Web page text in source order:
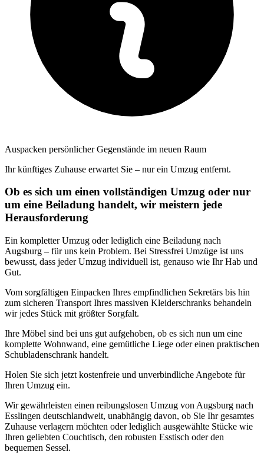
Auspacken persönlicher Gegenstände im neuen Raum
Ihr künftiges Zuhause erwartet Sie – nur ein Umzug entfernt.
Ob es sich um einen vollständigen Umzug oder nur
um eine Beiladung handelt, wir meistern jede
Herausforderung
Ein kompletter Umzug oder lediglich eine Beiladung nach
Augsburg – für uns kein Problem. Bei Stressfrei Umzüge ist uns
bewusst, dass jeder Umzug individuell ist, genauso wie Ihr Hab und
Gut.
Vom sorgfältigen Einpacken Ihres empfindlichen Sekretärs bis hin
zum sicheren Transport Ihres massiven Kleiderschranks behandeln
wir jedes Stück mit größter Sorgfalt.
Ihre Möbel sind bei uns gut aufgehoben, ob es sich nun um eine
komplette Wohnwand, eine gemütliche Liege oder einen praktischen
Schubladenschrank handelt.
Holen Sie sich jetzt kostenfreie und unverbindliche Angebote für
Ihren Umzug ein.
Wir gewährleisten einen reibungslosen Umzug von Augsburg nach
Esslingen deutschlandweit, unabhängig davon, ob Sie Ihr gesamtes
Zuhause verlagern möchten oder lediglich ausgewählte Stücke wie
Ihren geliebten Couchtisch, den robusten Esstisch oder den
bequemen Sessel.